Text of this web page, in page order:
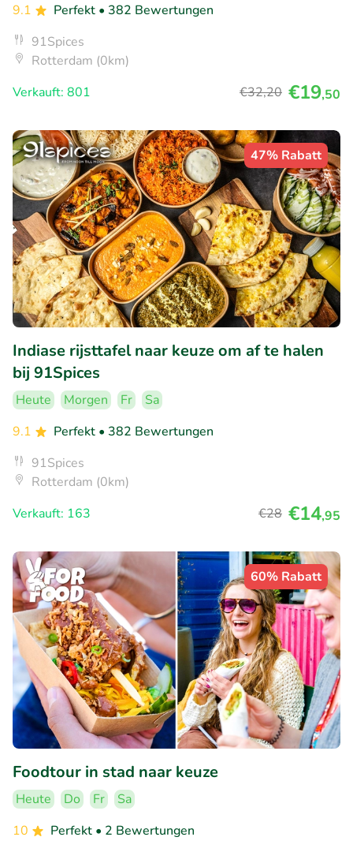
9.1
Perfekt • 382 Bewertungen
91Spices
Rotterdam (0km)
Verkauft: 801
€32,20 €19,50
47% Rabatt
Indiase rijsttafel naar keuze om af te halen
bij 91Spices
Heute Morgen Fr
Sa
9.1
Perfekt • 382 Bewertungen
91Spices
Rotterdam (0km)
Verkauft: 163
€28 €14,95
60% Rabatt
Foodtour in stad naar keuze
Heute Do Fr
Sa
10
Perfekt • 2 Bewertungen